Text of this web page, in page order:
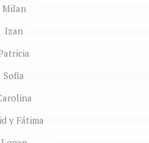
Milan
Izan
Sofia
y Fátima